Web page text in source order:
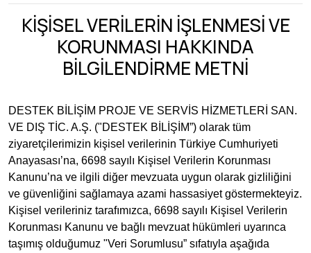
KİŞİSEL VERİLERİN İŞLENMESİ VE
KORUNMASI HAKKINDA
BİLGİLENDİRME METNİ
DESTEK BİLİŞİM PROJE VE SERVİS HİZMETLERİ SAN.
VE DIŞ TİC. A.Ş. ("DESTEK BİLİŞİM”) olarak tüm
ziyaretçilerimizin kişisel verilerinin Türkiye Cumhuriyeti
Anayasası’na, 6698 sayılı Kişisel Verilerin Korunması
Kanunu’na ve ilgili diğer mevzuata uygun olarak gizliliğini
ve güvenliğini sağlamaya azami hassasiyet göstermekteyiz.
Kişisel verileriniz tarafımızca, 6698 sayılı Kişisel Verilerin
Korunması Kanunu ve bağlı mevzuat hükümleri uyarınca
taşımış olduğumuz "Veri Sorumlusu” sıfatıyla aşağıda
Oppo
Realme
Redmi
Poco
Vivo
Honor
OnePlus
Akıllı Saat Şarj Aleti / Ünitesi & Kordon
Kulaklık & Kulaklık Şarj Kutusu